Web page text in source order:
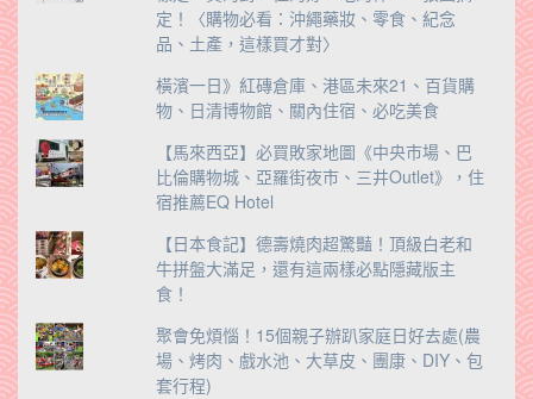
定！〈購物必看：沖繩藥妝、零食、紀念
品、土產，這樣買才對〉
橫濱一日》紅磚倉庫、港區未來21、百貨購
物、日清博物館、關內住宿、必吃美食
【馬來西亞】必買敗家地圖《中央市場、巴
比倫購物城、亞羅街夜市、三井Outlet》，住
宿推薦EQ Hotel
【日本食記】德壽燒肉超驚豔！頂級白老和
牛拼盤大滿足，還有這兩樣必點隱藏版主
食！
聚會免煩惱！15個親子辦趴家庭日好去處(農
場、烤肉、戲水池、大草皮、團康、DIY、包
套行程)